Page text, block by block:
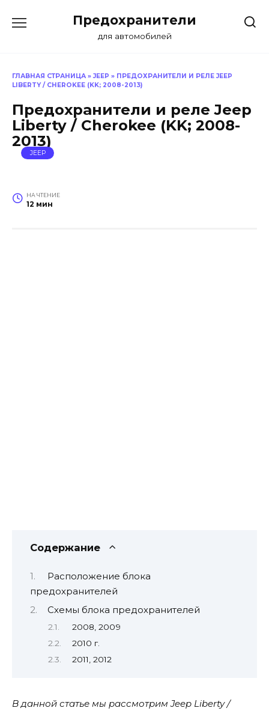
Предохранители
для автомобилей
ГЛАВНАЯ СТРАНИЦА » JEEP » ПРЕДОХРАНИТЕЛИ И РЕЛЕ JEEP
LIBERTY / CHEROKEE (KK; 2008-2013)
Предохранители и реле Jeep
Liberty / Cherokee (KK; 2008-
2013)
JEEP
НА ЧТЕНИЕ
12 мин
Содержание
Расположение блока
предохранителей
Схемы блока предохранителей
2008, 2009
2010 г.
2011, 2012
В данной статье мы рассмотрим Jeep Liberty /